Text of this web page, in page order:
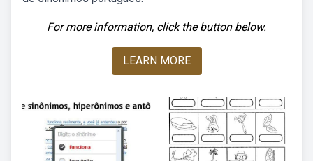
For more information, click the button below.
LEARN MORE